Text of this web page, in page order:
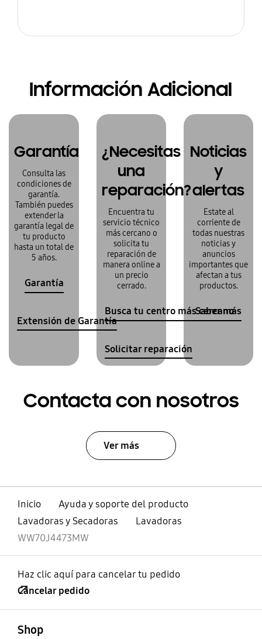
Información Adicional
Garantía
Consulta las
condiciones de
garantía.
También puedes
extender la
garantía legal de
tu producto
hasta un total de
5 años.
Garantía
Extensión de Garantía
¿Necesitas
una
reparación?
Encuentra tu
servicio técnico
más cercano o
solicita tu
reparación de
manera online a
un precio
cerrado.
Busca tu centro más cercano
Solicitar reparación
Noticias
y
alertas
Estate al
corriente de
todas nuestras
noticias y
anuncios
importantes que
afectan a tus
productos.
Saber más
Contacta con nosotros
Ver más
Inicio
Ayuda y soporte del producto
Lavadoras y Secadoras
Lavadoras
WW70J4473MW
Haz clic aquí para cancelar tu pedido
Cancelar pedido
Shop